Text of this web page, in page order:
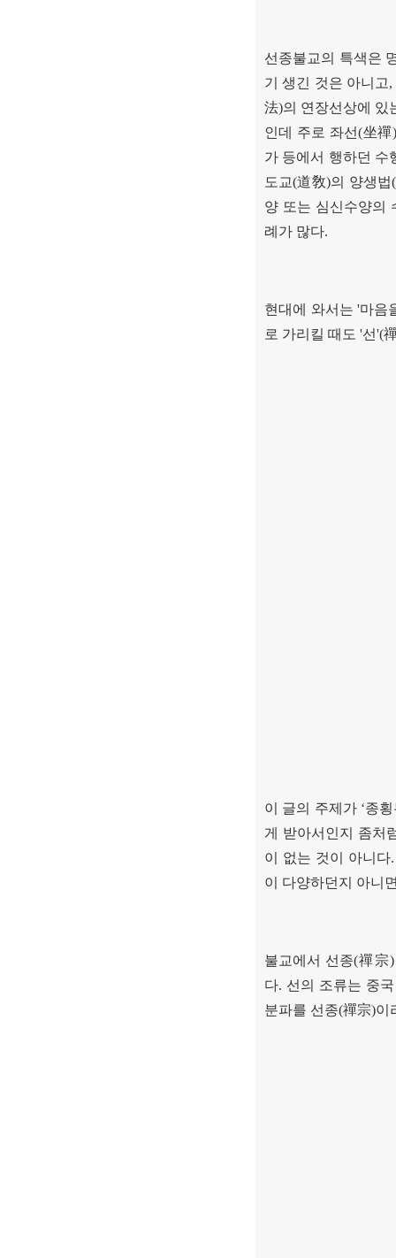
선종불교의 특색은
기 생긴 것은 아니고,
法)의 연장선상에 있
인데 주로 좌선(坐禪
가 등에서 행하던 수
도교(道敎)의 양생법(
양 또는 심신수양의
례가 많다.
현대에 와서는'마음
로 가리킬 때도 '선'(
이 글의 주제가 ‘종
게 받아서인지 좀처
이 없는 것이 아니다
이 다양하던지 아니
불교에서 선종(禪宗
다. 선의 조류는 중
분파를 선종(禪宗)이